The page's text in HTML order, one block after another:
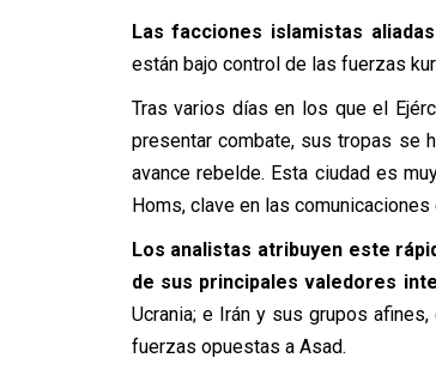
Las facciones islamistas
están bajo control de las fuerzas
Tras varios días en los que el
presentar combate, sus tropas se
avance rebelde. Esta ciudad es
Homs, clave en las
Los analistas atribuyen este
de sus principales valedores
Ucrania; e Irán y sus grupos
fuerzas opuestas a Asad.